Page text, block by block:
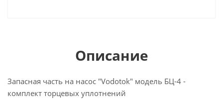
Описание
Запасная часть на насос "Vodotok" модель БЦ-4 -
комплект торцевых уплотнений